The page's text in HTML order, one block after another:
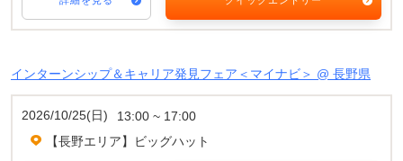
インターンシップ＆キャリア発見フェア＜マイナビ＞ @ 長野県
2026/10/25(日)
13:00 ~ 17:00
【長野エリア】ビッグハット